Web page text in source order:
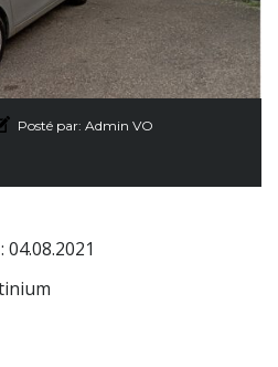
Posté par: Admin VO